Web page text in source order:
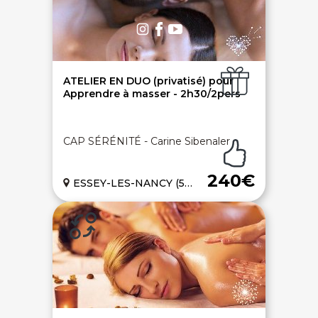
ATELIER EN DUO (privatisé) pour
Apprendre à masser - 2h30/2pers
CAP SÉRÉNITÉ - Carine Sibenaler
240€
ESSEY-LES-NANCY (54)
Ouvrir une agence LeBienEtre.fr
Livraison gratuite 94% de satisfaits
Échange 1 an
LIENS UTILES